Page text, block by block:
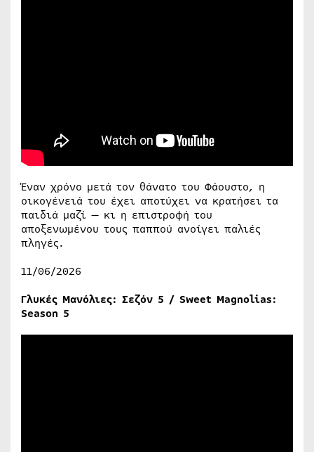
Έναν χρόνο μετά τον θάνατο του Φάουστο, η
οικογένειά του έχει αποτύχει να κρατήσει τα
παιδιά μαζί — κι η επιστροφή του
αποξενωμένου τους παππού ανοίγει παλιές
πληγές.
11/06/2026
Γλυκές Μανόλιες: Σεζόν 5 / Sweet Magnolias:
Season 5